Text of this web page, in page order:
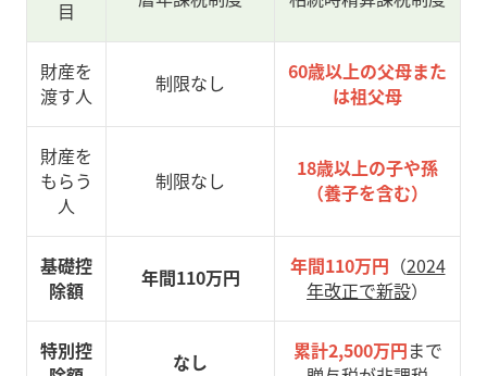
目
財産を
渡す人
制限なし
60歳以上の父母また
は祖父母
財産を
もらう
人
制限なし
18歳以上の子や孫
（養子を含む）
基礎控
除額
年間110万円 年間110万円 （2024
年改正で新設）
特別控
なし 累計2,500万円まで